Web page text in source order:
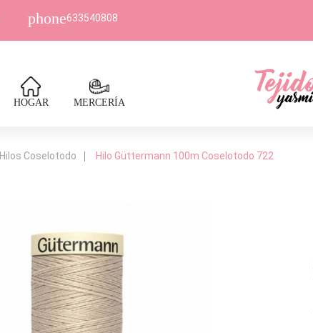
phone633540808
HOGAR MERCERÍA
Hilos Coselotodo Hilo Güttermann 100m Coselotodo 722